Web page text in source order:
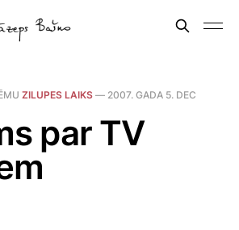
ZILUPES LAIKS — 2007. GADA 5. DEC
par TV